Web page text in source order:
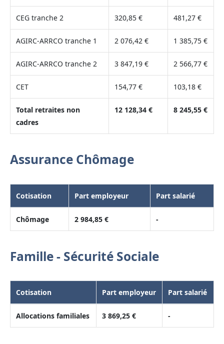
CEG tranche 2 320,85 € 481,27 €
AGIRC-ARRCO tranche 1 2 076,42 € 1 385,75 €
AGIRC-ARRCO tranche 2 3 847,19 € 2 566,77 €
CET 154,77 € 103,18 €
Total retraites non
cadres
12 128,34 € 8 245,55 €
Assurance Chômage
Cotisation Part employeur Part salarié
Chômage 2 984,85 € -
Famille - Sécurité Sociale
Cotisation Part employeur Part salarié
Allocations familiales 3 869,25 € -